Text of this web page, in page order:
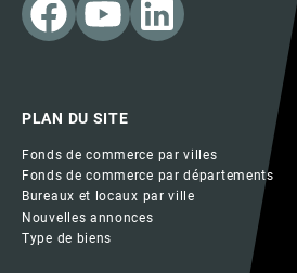
PLAN DU SITE
Fonds de commerce par villes
Fonds de commerce par départements
Bureaux et locaux par ville
Nouvelles annonces
Type de biens